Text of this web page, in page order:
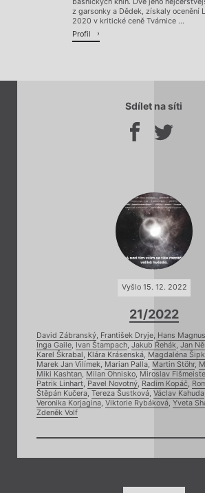
z garsonky a Dědek, získaly ocenění
2020 v kritické ceně Tvárnice ...
Profil
Sdílet na síti
Vyšlo 15. 12. 2022
21/2022
David Zábranský, František Dryje, Hans
Inga Gaile, Ivan Štampach, Jakub Řehák, Jan
Karel Škrabal, Klára Krásenská, Magdaléna
Marek Jan Vilímek, Marian Palla, Martin Stöhr,
Miki Kashtan, Milan Ohnisko, Miroslav
Patrik Linhart, Pavel Novotný, Radim Kopáč,
Štěpán Kučera, Tereza Šustková, Václav Kahuda
Veronika Korjagina, Viktorie Rybáková, Yveta
Zdeněk Volf